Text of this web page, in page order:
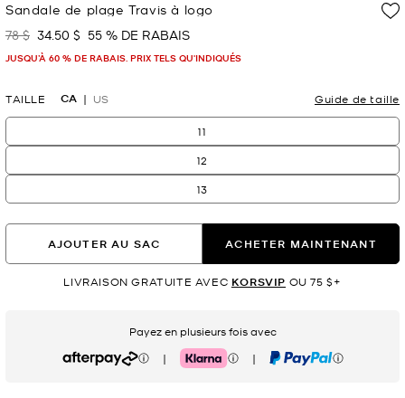
Sandale de plage Travis à logo
était
78 $ maintenant
34.50 $ 55 % DE RABAIS
JUSQU’À 60 % DE RABAIS. PRIX TELS QU'INDIQUÉS
TAILLE CA US Guide de taille
11
12
13
AJOUTER AU SAC ACHETER MAINTENANT
LIVRAISON GRATUITE AVEC KORSVIP OU 75 $+
Payez en plusieurs fois avec
Afterpay | Klarna | PayPal